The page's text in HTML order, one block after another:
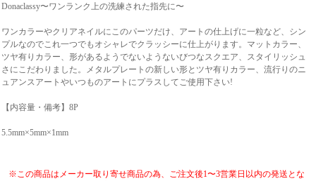
Donaclassy〜ワンランク上の洗練された指先に〜
ワンカラーやクリアネイルにこのパーツだけ、アートの仕上げに一粒など、シン
プルなのでこれ一つでもオシャレでクラッシーに仕上がります。マットカラー、
ツヤ有りカラー、形があるようでないようないびつなスクエア、スタイリッシュ
さにこだわりました。メタルプレートの新しい形とツヤ有りカラー、流行りのニ
ュアンスアートやいつものアートにプラスしてご使用下さい!
【内容量・備考】8P
5.5mm×5mm×1mm
※この商品はメーカー取り寄せ商品の為、ご注文後1〜3営業日以内の発送とな